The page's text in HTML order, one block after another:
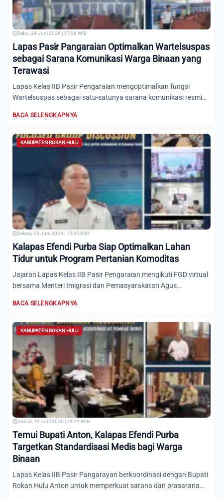
Rabu, 24 Juni 2026 | 17:36 WIB
Lapas Pasir Pangaraian Optimalkan Wartelsuspas
sebagai Sarana Komunikasi Warga Binaan yang
Terawasi
Lapas Kelas IIB Pasir Pengaraian mengoptimalkan fungsi
Wartelsuspas sebagai satu-satunya sarana komunikasi resmi
BACA SELENGKAPNYA
KABUPATEN ROKAN HULU
Selasa, 23 Juni 2026 | 15:35 WIB
Kalapas Efendi Purba Siap Optimalkan Lahan
Tidur untuk Program Pertanian Komoditas
Jajaran Lapas Kelas IIB Pasir Pengaraian mengikuti FGD virtual
bersama Menteri Imigrasi dan Pemasyarakatan Agus
BACA SELENGKAPNYA
KABUPATEN ROKAN HULU
Jumat, 19 Juni 2026 | 14:14 WIB
Temui Bupati Anton, Kalapas Efendi Purba
Targetkan Standardisasi Medis bagi Warga
Binaan
Lapas Kelas IIB Pasir Pangarayan berkoordinasi dengan Bupati
Rokan Hulu Anton untuk memperkuat sarana dan prasarana